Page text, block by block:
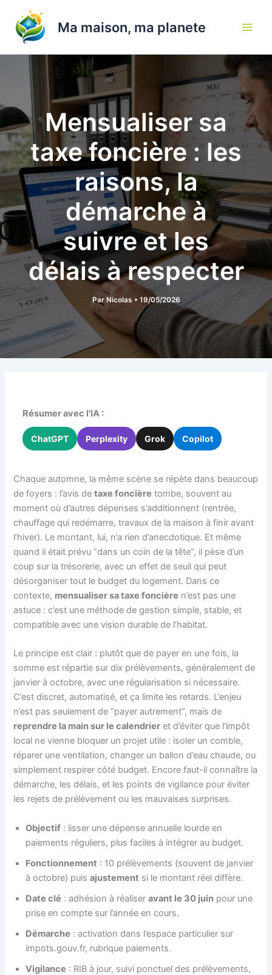
contenu
Ma maison, ma planete
Mensualiser sa
taxe foncière : les
raisons, la
démarche à
suivre et les
délais à respecter
Par Nicolas • 19/05/2026
Résumer avec l'IA :
ChatGPT Perplexity Grok Copilot
Chaque automne, la même scène se répète dans beaucoup
de foyers : l’avis detaxe foncière tombe, souvent au
moment où d’autres dépenses s’additionnent (rentrée,
chauffage qui redémarre, travaux de la maison à finir avant
l’hiver). Le montant, lui, n’a rien d’anecdotique. Et même
quand il était prévu “dans un coin de la tête”, il pèse d’un
coup sur la trésorerie, avec un effet de seuil qui peut
désorganiser tout le budget du logement. Dans ce
contexte, mensualiser sa taxe foncière n’est pas une
astuce : c’est une méthode de gestion simple, stable, et
compatible avec une vision durable de l’habitat.
Le principe est clair : plutôt que de payer en une fois, la
somme est répartie sur dix prélèvements, généralement de
janvier à octobre, avec une régularisation si nécessaire.
C’est discret, automatisé, et ça limite les retards. L’enjeu
n’est pas seulement de “payer autrement”, mais de
reprendre la main sur le calendrier et d’éviter que l’impôt
local ne vienne bloquer un projet utile : isoler un comble,
réparer une ventilation, changer un ballon d’eau chaude, ou
simplement respirer côté budget. Encore faut-il connaître la
démarche, les délais, et les points de vigilance pour éviter
les rejets de prélèvement ou les mauvaises surprises.
Objectif : lisser une dépense annuelle lourde en
paiements réguliers, plus faciles à intégrer au budget.
Fonctionnement : 10 prélèvements (souvent de janvier
à octobre) puisajustement si le montant réel diffère.
Date clé : adhésion à réaliseravant le 30 juin pour une
prise en compte sur l’année en cours.
Démarche : activation dans l’espace particulier sur
impots.gouv.fr, rubrique paiements.
Vigilance : RIB à jour, suivi ponctuel des prélèvements,